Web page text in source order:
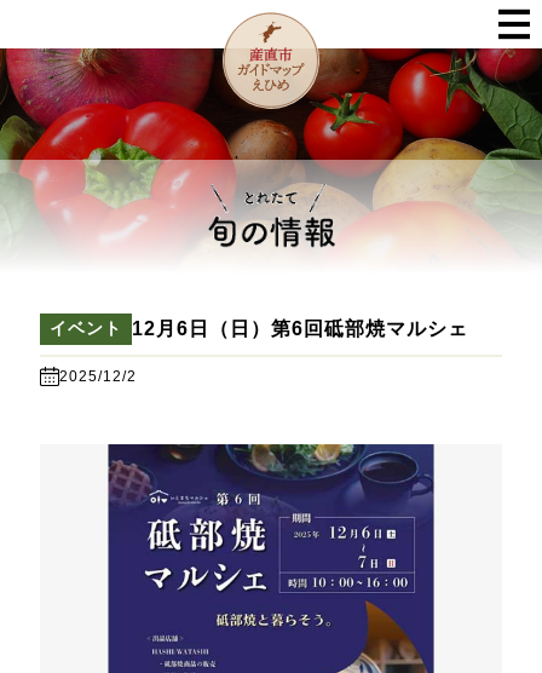
イベント 12月6日（日）第6回砥部焼マルシェ
2025/12/2